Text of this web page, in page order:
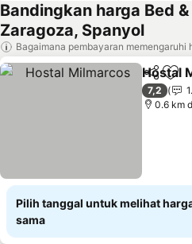
Bandingkan harga Bed
Zaragoza, Spanyol
Bagaimana pembayaran memengaruhi
Bagikan
Hostal
7,2
0.6 km
Pilih tanggal untuk melihat
sama